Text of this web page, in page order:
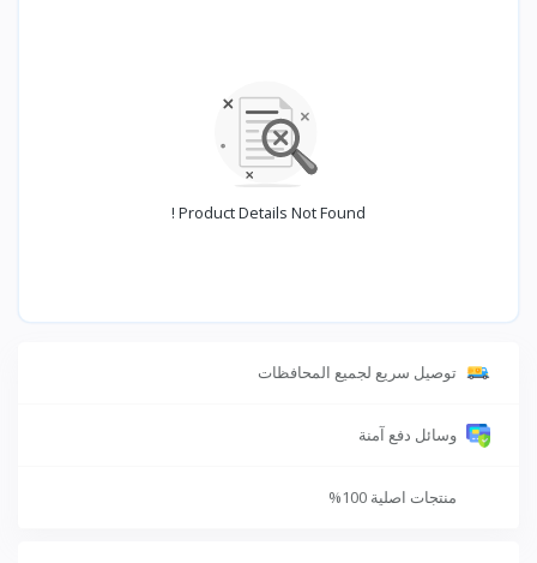
Product Details Not Found !
توصيل سريع لجميع المحافظات
وسائل دفع آمنة
منتجات اصلية 100%